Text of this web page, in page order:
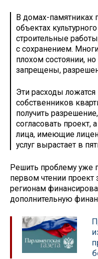
В домах-памятниках
объектах
строительные
с сохранением.
плохом состоянии,
запрещены,
Эти расходы ложатся
собственников
получить
согласовать проект,
лица, имеющие
услуг вырастает в
Решить проблему уже
первом чтении
регионам
дополнительную